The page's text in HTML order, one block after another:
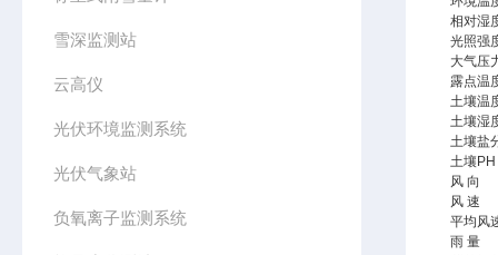
雪深监测站
云高仪
光伏环境监测系统
光伏气象站
负氧离子监测系统
相对湿
光照强
大气压
露点温
土壤温
土壤湿
土壤盐
土壤PH
风 向
风 速
平均风
雨 量